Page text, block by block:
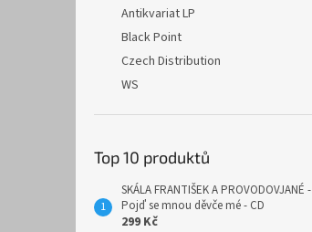
Antikvariat LP
Black Point
Czech Distribution
WS
Top 10 produktů
SKÁLA FRANTIŠEK A PROVODOVJANÉ -
Pojď se mnou děvče mé - CD
299 Kč